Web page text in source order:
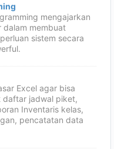
mengajarkan
dalam membuat
sistem secara
Excel agar bisa
daftar jadwal piket,
Inventaris kelas,
pencatatan data